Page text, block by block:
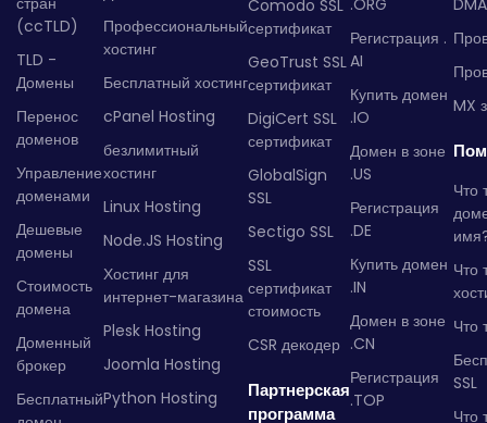
(ccTLD)
TLD -
Домены
Перенос
доменов
Управление
доменами
Дешевые
домены
Стоимость
домена
Доменный
брокер
Бесплатный
Профессиональный
хостинг
Бесплатный хостинг
cPanel Hosting
безлимитный
хостинг
Linux Hosting
Node.JS Hosting
Хостинг для
интернет-магазина
Plesk Hosting
Joomla Hosting
Python Hosting
Comodo SSL
сертификат
GeoTrust SSL
сертификат
DigiCert SSL
сертификат
GlobalSign
SSL
Sectigo SSL
SSL
сертификат
стоимость
CSR декодер
Партнерская
программа
.ORG
Регистрация .
AI
Купить домен
.IO
Домен в зоне
.US
Регистрация
.DE
Купить домен
.IN
Домен в зоне
.CN
Регистрация
.TOP
MX
Что
Что
Что
SSL
Что